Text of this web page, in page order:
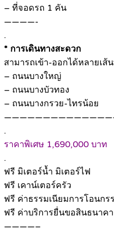
– ที่จอดรถ 1 คัน
————-
.
* การเดินทางสะดวก
สามารถเข้า-ออกได้หลายเส้
– ถนนบางใหญ่
– ถนนบางบัวทอง
– ถนนบางกรวย-ไทรน้อย
.
ราคาพิเศษ 1,690,000 บาท
.
ฟรี มิเตอร์น้ำ มิเตอร์ไฟ
ฟรี เคาน์เตอร์ครัว
ฟรี ค่าธรรมเนียมการโอนกร
ฟรี ค่าบริการยื่นขอสินธนาค
————–